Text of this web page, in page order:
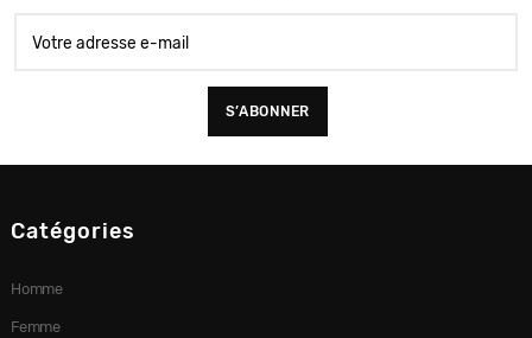
Catégories
Homme
Femme